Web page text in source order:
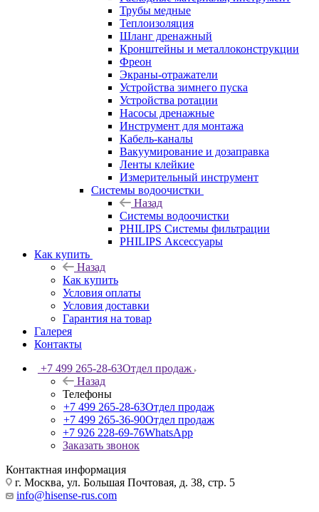
Трубы медные
Теплоизоляция
Шланг дренажный
Кронштейны и металлоконструкции
Фреон
Экраны-отражатели
Устройства зимнего пуска
Устройства ротации
Насосы дренажные
Инструмент для монтажа
Кабель-каналы
Вакуумирование и дозаправка
Ленты клейкие
Измерительный инструмент
Системы водоочистки
Назад
Системы водоочистки
PHILIPS Системы фильтрации
PHILIPS Аксессуары
Как купить
Назад
Как купить
Условия оплаты
Условия доставки
Гарантия на товар
Галерея
Контакты
+7 499 265-28-63Отдел продаж
Назад
Телефоны
+7 499 265-28-63Отдел продаж
+7 499 265-36-90Отдел продаж
+7 926 228-69-76WhatsApp
Заказать звонок
Контактная информация
г. Москва, ул. Большая Почтовая, д. 38, стр. 5
info@hisense-rus.com